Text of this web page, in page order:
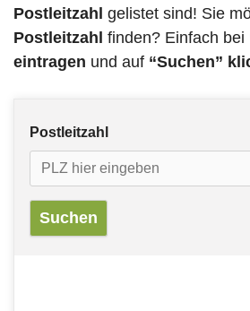
Postleitzahl gelistet sind! Sie
Postleitzahl finden? Einfach bei
eintragen und auf “Suchen”
Postleitzahl